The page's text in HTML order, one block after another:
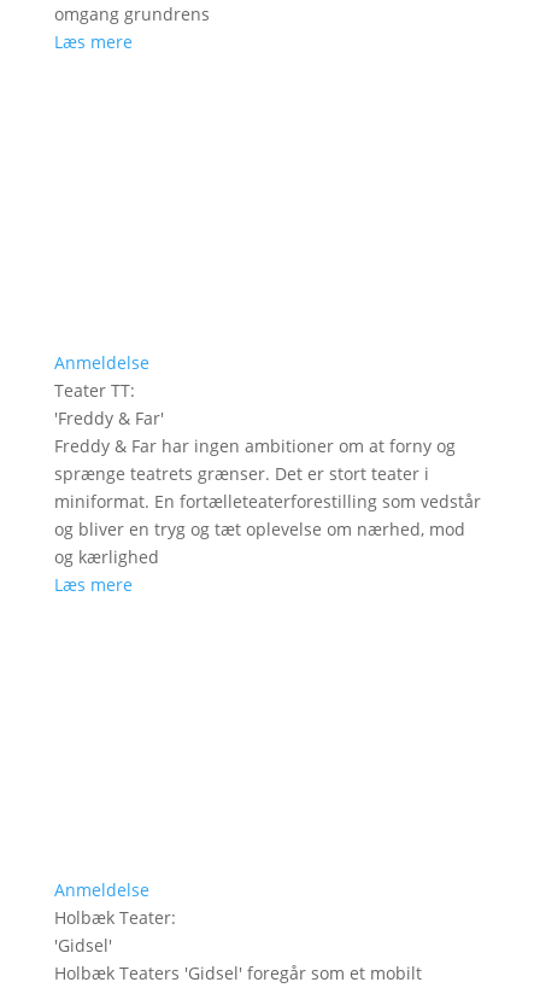
omgang grundrens
Læs mere
Anmeldelse
Teater TT:
'Freddy & Far'
Freddy & Far har ingen ambitioner om at forny og
sprænge teatrets grænser. Det er stort teater i
miniformat. En fortælleteaterforestilling som vedstår
og bliver en tryg og tæt oplevelse om nærhed, mod
og kærlighed
Læs mere
Anmeldelse
Holbæk Teater:
'Gidsel'
Holbæk Teaters 'Gidsel' foregår som et mobilt